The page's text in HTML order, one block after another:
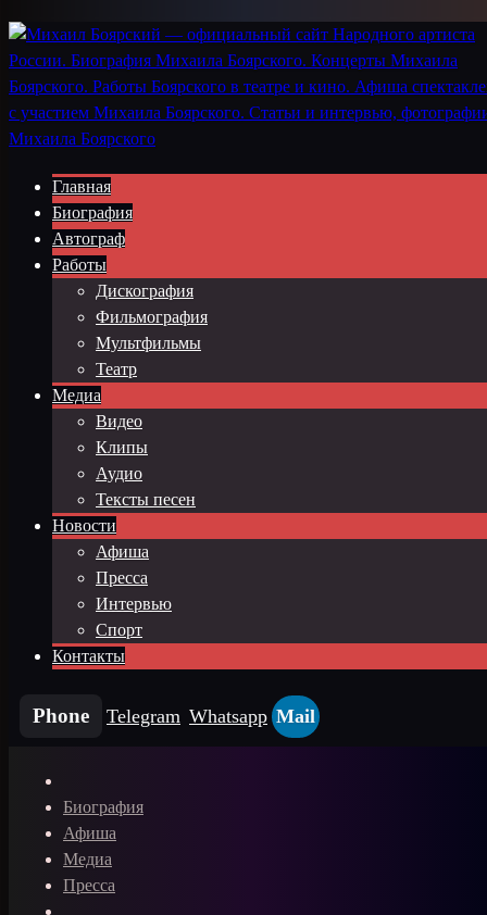
Главная
Биография
Автограф
Работы
Дискография
Фильмография
Мультфильмы
Театр
Медиа
Видео
Клипы
Аудио
Тексты песен
Новости
Афиша
Пресса
Интервью
Спорт
Контакты
Phone Telegram Whatsapp Mail
Биография
Афиша
Медиа
Пресса